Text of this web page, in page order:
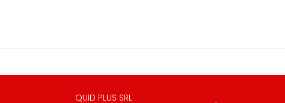
QUID PLUS SRL